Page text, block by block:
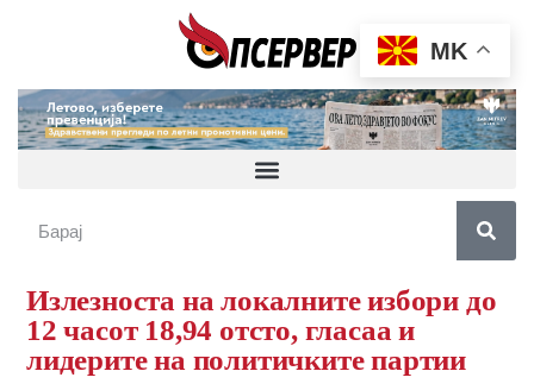
Излезноста на локалните избори до
12 часот 18,94 отсто, гласаа и
лидерите на политичките партии
MK